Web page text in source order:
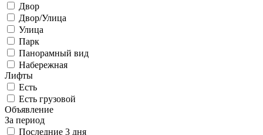
Двор
Двор/Улица
Улица
Парк
Панорамный вид
Набережная
Лифты
Есть
Есть грузовой
Объявление
За период
Последние 3 дня